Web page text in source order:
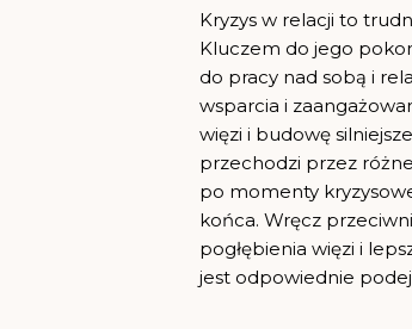
Kryzys w relacji to
Kluczem do jego
do pracy nad sobą i
wsparcia i
więzi i budowę
przechodzi przez
po momenty
końca. Wręcz
pogłębienia więzi i
jest odpowiednie